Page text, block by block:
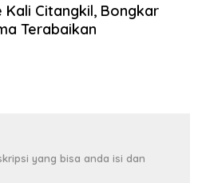
Kali Citangkil, Bongkar
Terabaikan
yang bisa anda isi dan